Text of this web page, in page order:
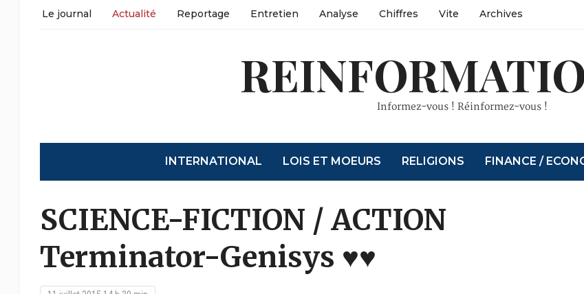
Le journal Actualité Reportage Entretien Analyse Chiffres Vite Archives
Informez-vous ! Réinformez-vous !
INTERNATIONAL LOIS ET MOEURS RELIGIONS FINANCE /
SCIENCE-FICTION / ACTION
Terminator-Genisys ♥♥